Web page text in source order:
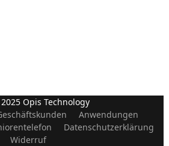
Opis Technology
Anwendungen
Datenschutzerklärung
Widerruf